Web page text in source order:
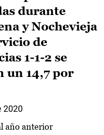
durante
y Nochevieja
de
1-1-2 se
un 14,7 por
2020
año anterior